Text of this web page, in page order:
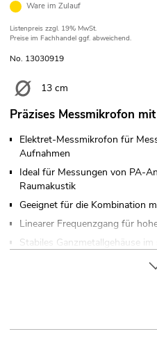
Ware im Zulauf
Listenpreis zzgl. 19% MwSt.
Preise im Fachhandel ggf. abweichend.
No. 13030919
13 cm
Präzises Messmikrofon
Elektret-Messmikrofon für
Aufnahmen
Ideal für Messungen von PA-
Raumakustik
Geeignet für die Kombination
Linearer Frequenzgang für
Stabiles Ganzmetallgehäuse
Richtcharakteristik: Kugelförmig